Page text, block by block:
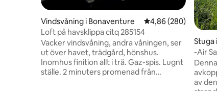
Vindsvåning i Bonaventure 4,86 av 5 i
4,86 (280)
Loft på havsklippa citq 285154
Vacker vindsvåning, andra våningen, ser
ut över havet, trädgård, hönshus.
Inomhus finition allt i trä. Gaz-spis. Lugnt
ställe. 2 minuters promenad från
Stuga
-Air
av